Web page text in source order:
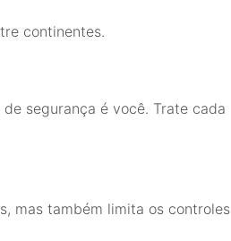
continentes.
segurança é você. Trate cada
mas também limita os controles